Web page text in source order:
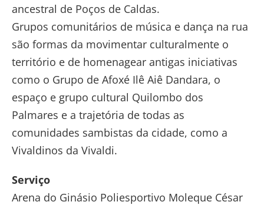
ancestral de Poços de Caldas.
Grupos comunitários de música e dança na rua
são formas da movimentar culturalmente o
território e de homenagear antigas iniciativas
como o Grupo de Afoxé Ilê Aiê Dandara, o
espaço e grupo cultural Quilombo dos
Palmares e a trajetória de todas as
comunidades sambistas da cidade, como a
Vivaldinos da Vivaldi.
Serviço
Arena do Ginásio Poliesportivo Moleque César